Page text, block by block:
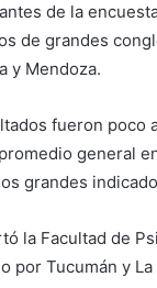
de la
de grandes
y Mendoza.
fueron poco
general
grandes
la Facultad de
por Tucumán y